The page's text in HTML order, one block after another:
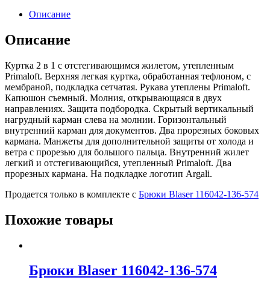
Описание
Описание
Куртка 2 в 1 с отстегивающимся жилетом, утепленным
Primaloft. Верхняя легкая куртка, обработанная тефлоном, с
мембраной, подкладка сетчатая. Рукава утеплены Primaloft.
Капюшон съемный. Молния, открывающаяся в двух
направлениях. Защита подбородка. Скрытый вертикальный
нагрудный карман слева на молнии. Горизонтальный
внутренний карман для документов. Два прорезных боковых
кармана. Манжеты для дополнительной защиты от холода и
ветра с прорезью для большого пальца. Внутренний жилет
легкий и отстегивающийся, утепленный Primaloft. Два
прорезных кармана. На подкладке логотип Argali.
Продается только в комплекте с Брюки Blaser 116042-136-574
Похожие товары
Брюки Blaser 116042-136-574